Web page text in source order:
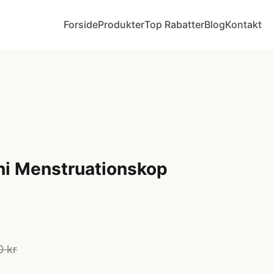
ForsideProdukterTop RabatterBlogKontakt
Menstruationskop
kr